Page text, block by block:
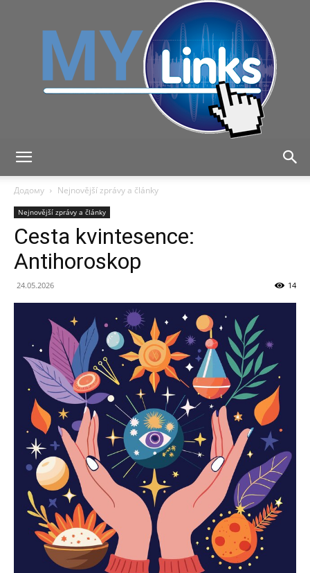
Додому
Nejnovější zprávy a články
Nejnovější zprávy a články
Cesta kvintesence:
Antihoroskop
24.05.2026 14